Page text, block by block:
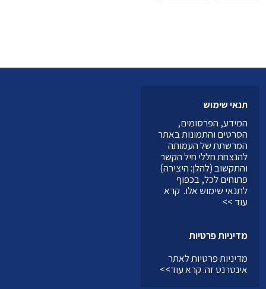
תנאי שימוש
המידע, הפרסומים,
הסרטים והתמונות באתר
המרשתת של העמותה
להנצחת חללי חיל הקשר
והתקשוב (להלן: היצירה)
פתוחים לכל, בכפוף
לתנאי שימוש אלו.קרא
עוד >>
מדיניות פרטיות
מדיניות פרטיות לאתר
אינטרנט זה.קרא עוד>>